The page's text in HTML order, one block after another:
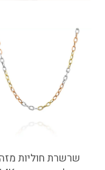
שרשרת חוליות